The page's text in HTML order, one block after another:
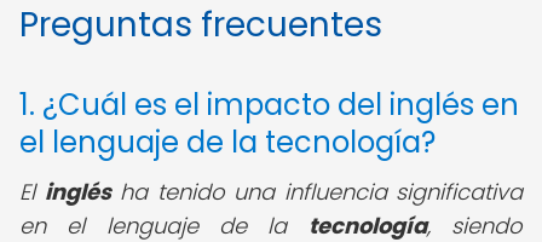
Preguntas frecuentes
1. ¿Cuál es el impacto del inglés en
el lenguaje de la tecnología?
El inglésha tenido una influencia significativa
en el lenguaje de la tecnología, siendo